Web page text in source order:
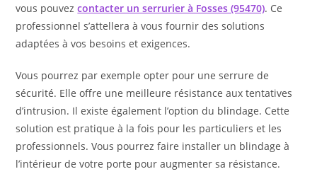
vous pouvezcontacter un serrurier à Fosses (95470). Ce
professionnel s’attellera à vous fournir des solutions
adaptées à vos besoins et exigences.
Vous pourrez par exemple opter pour une serrure de
sécurité. Elle offre une meilleure résistance aux tentatives
d’intrusion. Il existe également l’option du blindage. Cette
solution est pratique à la fois pour les particuliers et les
professionnels. Vous pourrez faire installer un blindage à
l’intérieur de votre porte pour augmenter sa résistance.